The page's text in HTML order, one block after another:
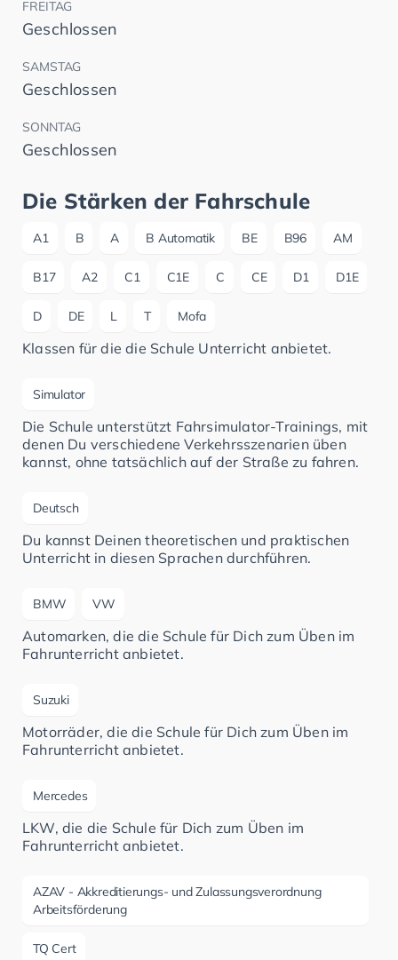
FREITAG
Geschlossen
SAMSTAG
Geschlossen
SONNTAG
Geschlossen
Die Stärken der Fahrschule
A1 B A B Automatik BE B96 AM
B17 A2 C1 C1E C CE D1 D1E
D DE L T Mofa
Klassen für die die Schule Unterricht anbietet.
Simulator
Die Schule unterstützt Fahrsimulator-Trainings, mit
denen Du verschiedene Verkehrsszenarien üben
kannst, ohne tatsächlich auf der Straße zu fahren.
Deutsch
Du kannst Deinen theoretischen und praktischen
Unterricht in diesen Sprachen durchführen.
BMW VW
Automarken, die die Schule für Dich zum Üben im
Fahrunterricht anbietet.
Suzuki
Motorräder, die die Schule für Dich zum Üben im
Fahrunterricht anbietet.
Mercedes
LKW, die die Schule für Dich zum Üben im
Fahrunterricht anbietet.
AZAV - Akkreditierungs- und Zulassungsverordnung
Arbeitsförderung
TQ Cert